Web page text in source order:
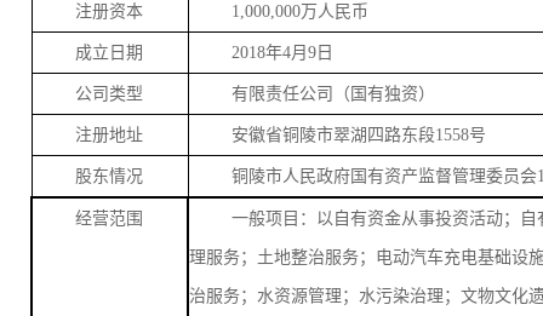
注册资本 1 ,000 ,000 万人民币
成立日期 2018年4月9 日
公司类型 有限责任公司（国有独资）
注册地址 安徽省铜陵市翠湖四路东段1558号
股东情况 铜陵市人民政府国有资产监督管理委员会
经营范围 一般项目：以自有资金从事投资活动；
理服务；土地整治服务；电动汽车充电基础设
治服务；水资源管理；水污染治理；文物文化